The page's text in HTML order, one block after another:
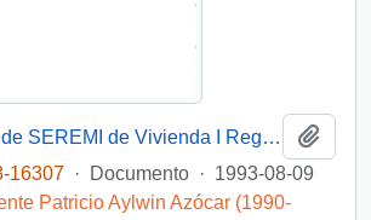
[Orden N° 0626 de SEREMI de Vivienda I Región]
16307 · Documento · 1993-08-09
Patricio Aylwin Azócar (1990-